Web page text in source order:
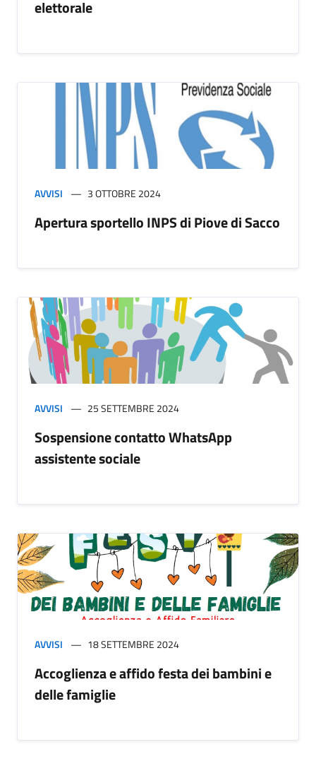
elettorale
AVVISI 3 OTTOBRE 2024
Apertura sportello INPS di Piove di Sacco
AVVISI 25 SETTEMBRE 2024
Sospensione contatto WhatsApp
assistente sociale
AVVISI 18 SETTEMBRE 2024
Accoglienza e affido festa dei bambini e
delle famiglie